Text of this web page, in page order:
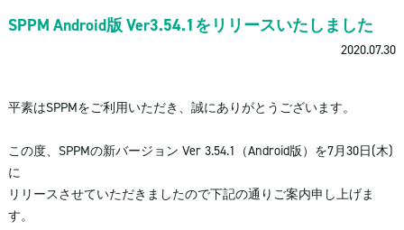
SPPM Android版 Ver3.54.1をリリースいたしました
2020.07.30
平素はSPPMをご利用いただき、誠にありがとうございます。
この度、SPPMの新バージョン Ver 3.54.1（Android版）を7月30日(木)
に
リリースさせていただきましたので下記の通りご案内申し上げま
す。